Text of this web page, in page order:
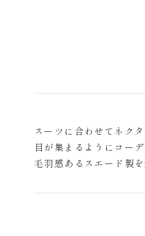
スーツに合わせてネク
目が集まるようにコー
毛羽感あるスエード製